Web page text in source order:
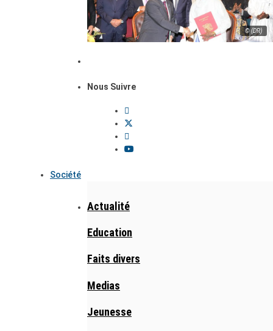
© (DR)
Nous Suivre
Société
Actualité
Education
Faits divers
Medias
Jeunesse